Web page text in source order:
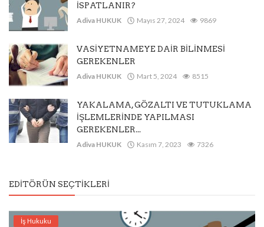
İSPATLANIR?
Adiva HUKUK Mayıs 27, 2024 9869
VASİYETNAMEYE DAİR BİLİNMESİ
GEREKENLER
Adiva HUKUK Mart 5, 2024 8515
YAKALAMA, GÖZALTI VE TUTUKLAMA
İŞLEMLERİNDE YAPILMASI
GEREKENLER...
Adiva HUKUK Kasım 7, 2023 7326
EDITÖRÜN SEÇTIKLERI
İş Hukuku